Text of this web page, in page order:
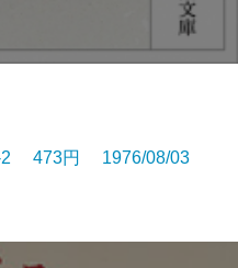
2 473円 1976/08/03